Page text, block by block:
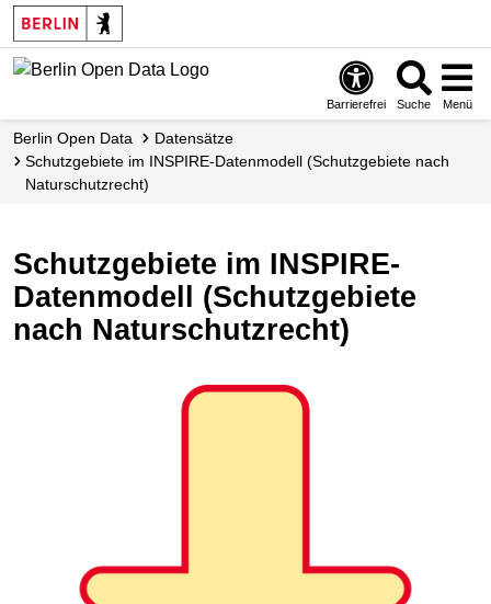
Skip
to
main
Barrierefrei Suche Menü
Berlin Open Data
Datensätze
Schutzgebiete im INSPIRE-Datenmodell (Schutzgebiete nach
Naturschutzrecht)
Schutzgebiete im INSPIRE-
Datenmodell (Schutzgebiete
nach Naturschutzrecht)